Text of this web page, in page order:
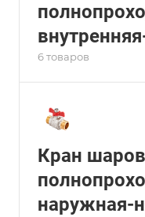
6 товаров
Кран
наружная-